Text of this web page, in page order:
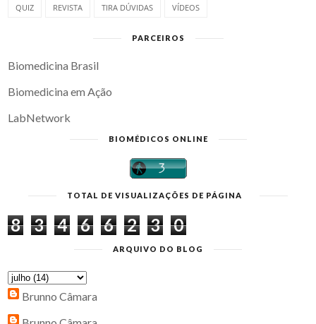
QUIZ REVISTA TIRA DÚVIDAS VÍDEOS
PARCEIROS
Biomedicina Brasil
Biomedicina em Ação
LabNetwork
BIOMÉDICOS ONLINE
TOTAL DE VISUALIZAÇÕES DE PÁGINA
8 3 4 6 6 2 3 0
ARQUIVO DO BLOG
Brunno Câmara